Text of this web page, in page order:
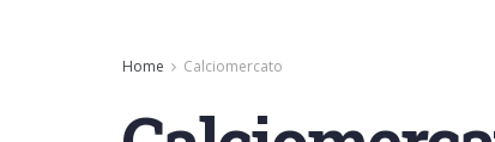
Home Calciomercato